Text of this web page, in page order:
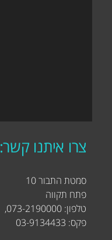
צרו איתנו קשר:
סמטת התבור 10
פתח תקווה
טלפון: 073-2190000,
פקס: 03-9134433